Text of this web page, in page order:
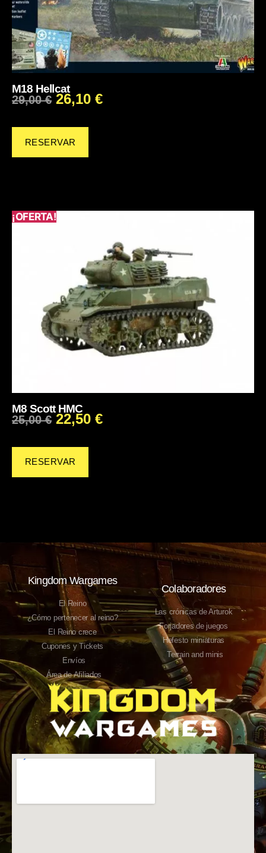
M18 Hellcat
29,00€ 26,10 €
RESERVAR
¡OFERTA!
M8 Scott HMC
25,00€ 22,50 €
RESERVAR
Kingdom Wargames
El Reino
¿Cómo pertenecer al reino?
El Reino crece
Cupones y Tickets
Envíos
Área de Afiliados
Colaboradores
Las crónicas de Arturok
Forjadores de juegos
Hefesto miniaturas
Terrain and minis